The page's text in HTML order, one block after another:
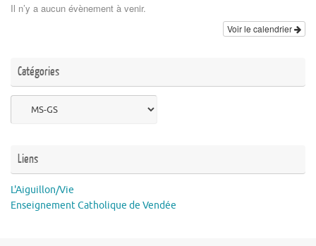
Il n’y a aucun évènement à venir.
Voir le calendrier
Catégories
Liens
L'Aiguillon/Vie
Enseignement Catholique de Vendée